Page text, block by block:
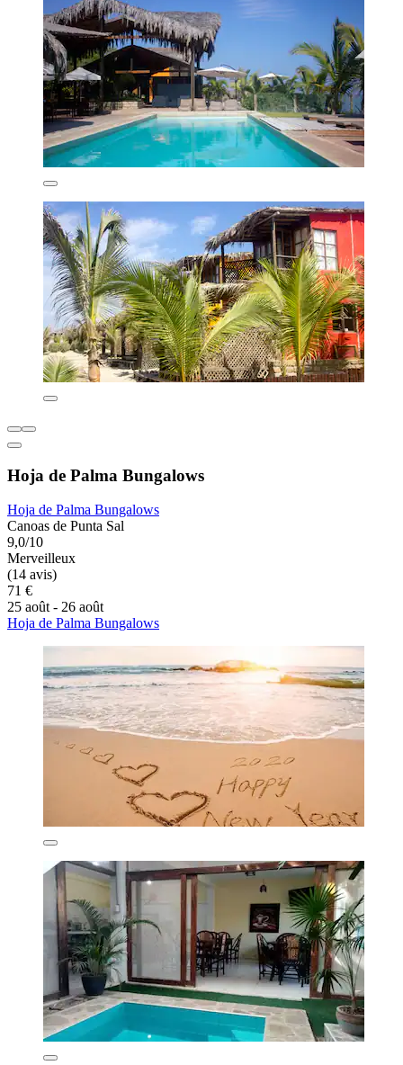
Hoja de Palma Bungalows
Hoja de Palma Bungalows
Canoas de Punta Sal
9,0/10
Merveilleux
(14 avis)
71 €
25 août - 26 août
Hoja de Palma Bungalows